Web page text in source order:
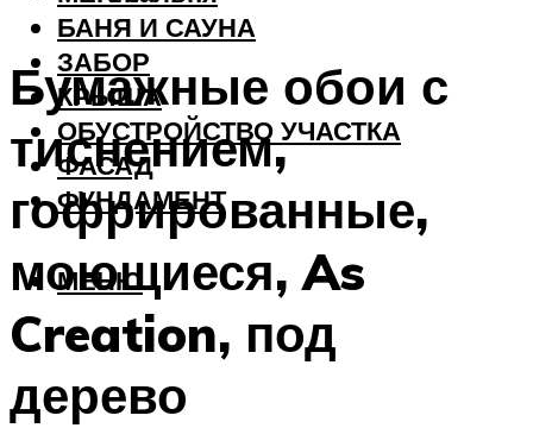
БАНЯ И САУНА
ЗАБОР
КРЫША
ОБУСТРОЙСТВО УЧАСТКА
ФАСАД
ФУНДАМЕНТ
МЕНЮ
Бумажные обои с
тиснением,
гофрированные,
моющиеся, As
Creation, под
дерево